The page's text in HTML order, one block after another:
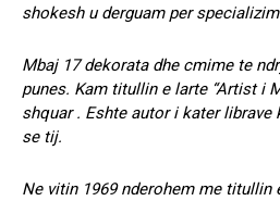
shokesh u derguam per specializim
Mbaj 17 dekorata dhe cmime te
punes. Kam titullin e larte “Artist i
shquar . Eshte autor i kater
se tij.
Ne vitin 1969 nderohem me titullin